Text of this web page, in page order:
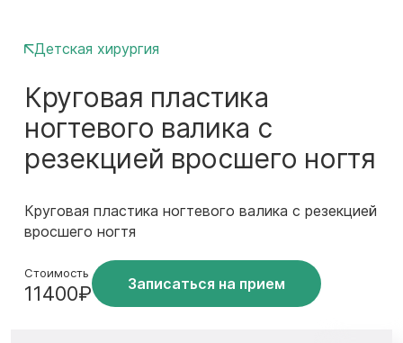
Детская хирургия
Круговая пластика
ногтевого валика с
резекцией вросшего ногтя
Круговая пластика ногтевого валика с резекцией
вросшего ногтя
Стоимость
11400₽ Записаться на прием